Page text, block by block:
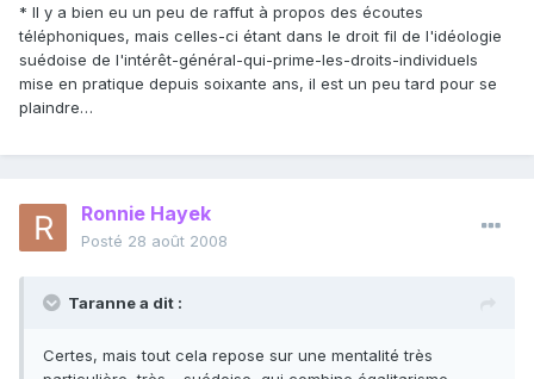
* Il y a bien eu un peu de raffut à propos des écoutes
téléphoniques, mais celles-ci étant dans le droit fil de l'idéologie
suédoise de l'intérêt-général-qui-prime-les-droits-individuels
mise en pratique depuis soixante ans, il est un peu tard pour se
plaindre…
Ronnie Hayek
Posté 28 août 2008
Taranne a dit :
Certes, mais tout cela repose sur une mentalité très